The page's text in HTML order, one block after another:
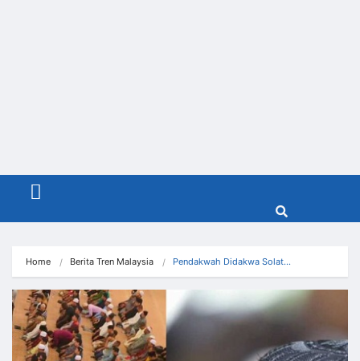
Menu
Home Berita Tren Malaysia Pendakwah Didakwa Solat…